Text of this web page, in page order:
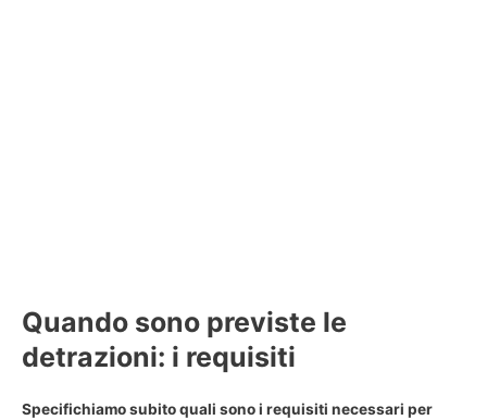
Quando sono previste le
detrazioni: i requisiti
Specifichiamo subito quali sono i requisiti necessari per